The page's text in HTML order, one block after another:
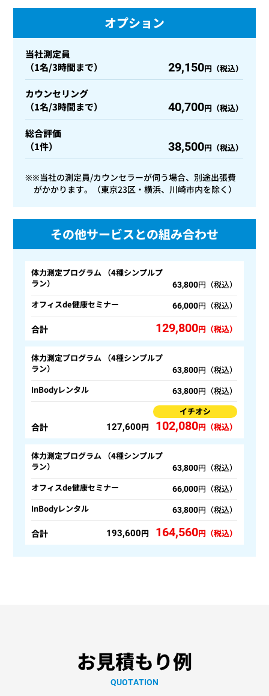
オプション
当社測定員
（1名/3時間まで）
29,150円（税込）
カウンセリング
（1名/3時間まで）
40,700円（税込）
総合評価
（1件）
38,500円（税込）
※※当社の測定員/カウンセラーが伺う場合、別途出張費
がかかります。（東京23区・横浜、川崎市内を除く）
その他サービスとの組み合わせ
体力測定プログラム （4種シンプルプ
ラン）
63,800円（税込）
オフィスde健康セミナー
66,000円（税込）
合計 129,800円（税込）
体力測定プログラム （4種シンプルプ
ラン）
63,800円（税込）
InBodyレンタル
63,800円（税込）
合計
イチオシ
127,600円 102,080円（税込）
体力測定プログラム （4種シンプルプ
ラン）
63,800円（税込）
オフィスde健康セミナー
66,000円（税込）
InBodyレンタル
63,800円（税込）
合計 193,600円 164,560円（税込）
お見積もり例
QUOTATION